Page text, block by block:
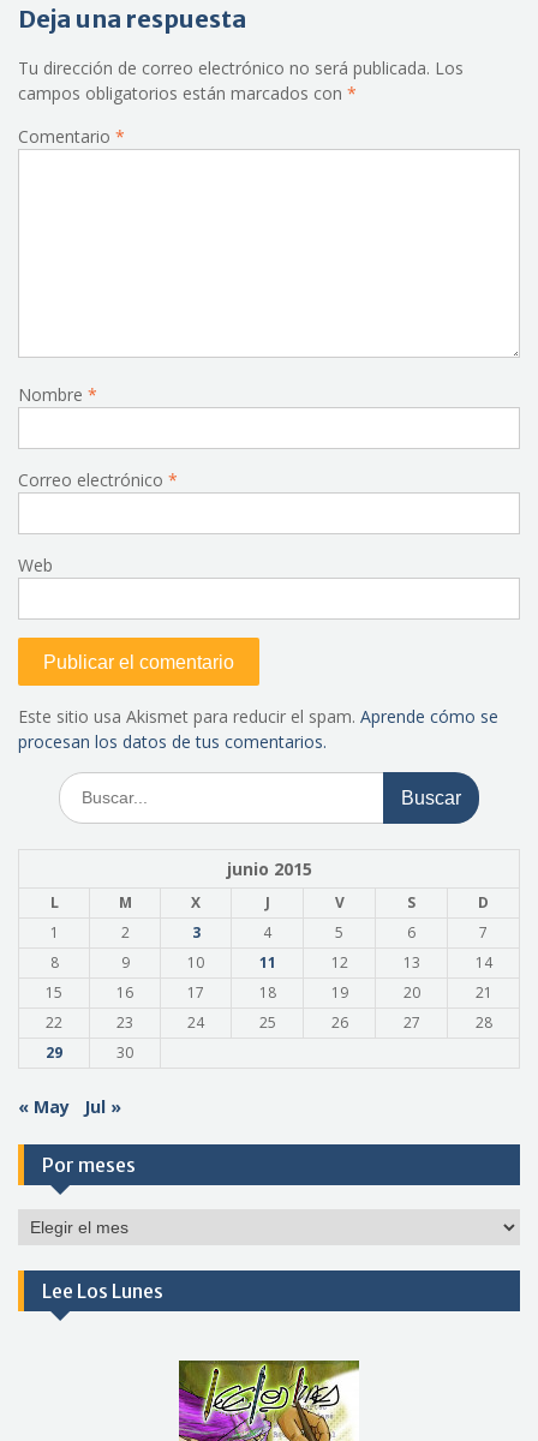
Deja una respuesta
Tu dirección de correo electrónico no será publicada. Los
campos obligatorios están marcados con *
Comentario *
Nombre *
Correo electrónico *
Web
Este sitio usa Akismet para reducir el spam. Aprende cómo se
procesan los datos de tus comentarios.
Buscar:
junio 2015
L M X J V S
D
1
2 3 4 5 6
7
8
9 10 11 12 13
14
15
16 17 18 19 20
21
22
23 24 25 26 27
28
29
30
« May Jul »
Por meses
Por
Lee Los Lunes